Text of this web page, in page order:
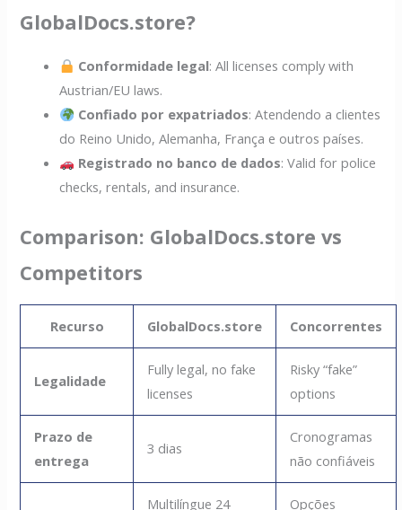
GlobalDocs.store?
Conformidade legal: All licenses comply with
Austrian/EU laws.
Confiado por expatriados: Atendendo a clientes
do Reino Unido, Alemanha, França e outros países.
Registrado no banco de dados: Valid for police
checks, rentals, and insurance.
Comparison: GlobalDocs.store vs
Competitors
Recurso GlobalDocs.store Concorrentes
Legalidade
Fully legal, no fake
licenses
Risky “fake”
options
Prazo de
entrega
3 dias
Cronogramas
não confiáveis
Multilíngue 24 Opções